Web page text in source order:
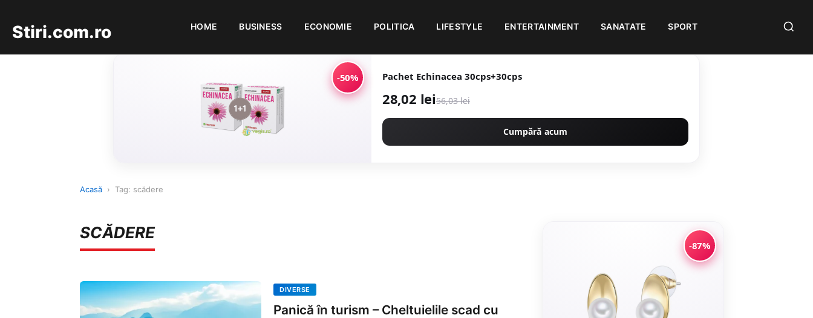
Stiri.com.ro HOME BUSINESS ECONOMIE POLITICA LIFESTYLE ENTERTAINMENT SANATATE SPORT
-50% Pachet Echinacea 30cps+30cps
28,02 lei56,03 lei
Cumpără acum
Acasă › Tag: scădere
SCĂDERE
DIVERSE
Panică în turism – Cheltuielile scad cu
-87%